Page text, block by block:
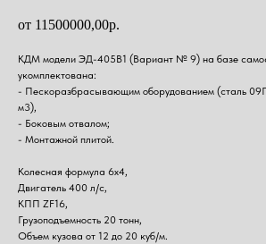
от 11500000,00р.
КДМ модели ЭД-405В1 (Вариант № 9) на базе
укомплектована:
- Пескоразбрасывающим оборудованием (сталь
м3),
- Боковым отвалом;
- Монтажной плитой.
Колесная формула 6х4,
Двигатель 400 л/с,
КПП ZF16,
Грузоподъемность 20 тонн,
Объем кузова от 12 до 20 куб/м.